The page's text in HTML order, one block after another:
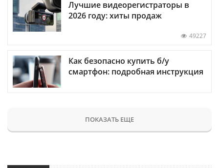
Лучшие видеорегистраторы в
2026 году: хиты продаж
49227
Как безопасно купить б/у
смартфон: подробная инструкция
ПОКАЗАТЬ ЕЩЕ